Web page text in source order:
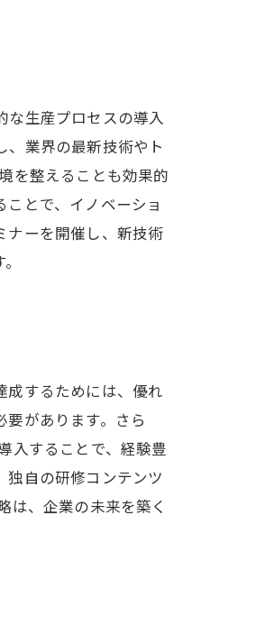
な生産プロセスの導入
業界の最新技術やト
を整えることも効果的
とで、イノベーショ
ナーを開催し、新技術
成するためには、優れ
があります。さら
入することで、経験豊
自の研修コンテンツ
は、企業の未来を築く